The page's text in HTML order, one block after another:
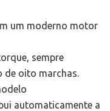
um moderno motor
sempre
de oito marchas.
automaticamente a